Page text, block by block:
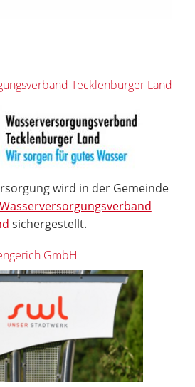
Tecklenburger Land
wird in der Gemeinde
Wasserversorgungsverband
sichergestellt.
GmbH